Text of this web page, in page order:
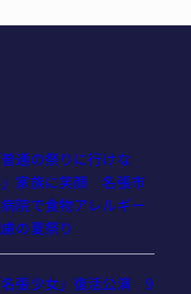
普通の祭りに行けな
」家族に笑顔 名張市
院で食物アレルギー
の夏祭り
名張少女」復活公演 9